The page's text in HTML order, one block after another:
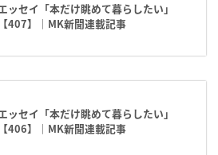
ッセイ「本だけ眺めて暮らしたい」
【407】｜MK新聞連載記事
ッセイ「本だけ眺めて暮らしたい」
【406】｜MK新聞連載記事